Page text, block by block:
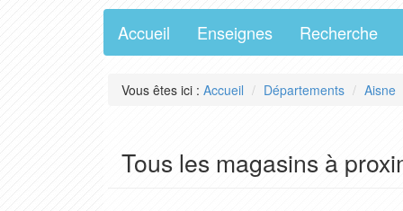
Accueil Enseignes Recherche
Vous êtes ici : Accueil Départements Aisne
Tous les magasins à